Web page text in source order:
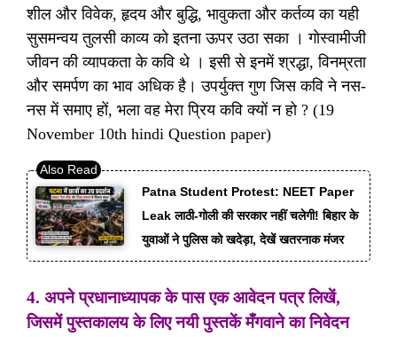
शील और विवेक, हृदय और बुद्धि, भावुकता और कर्तव्य का यही
सुसमन्वय तुलसी काव्य को इतना ऊपर उठा सका । गोस्वामीजी
जीवन की व्यापकता के कवि थे । इसी से इनमें श्रद्धा, विनम्रता
और समर्पण का भाव अधिक है। उपर्युक्त गुण जिस कवि ने नस-
नस में समाए हों, भला वह मेरा प्रिय कवि क्यों न हो ? (19
November 10th hindi Question paper)
Patna Student Protest: NEET Paper
Leak लाठी-गोली की सरकार नहीं चलेगी! बिहार के
युवाओं ने पुलिस को खदेड़ा, देखें खतरनाक मंजर
4. अपने प्रधानाध्यापक के पास एक आवेदन पत्र लिखें,
जिसमें पुस्तकालय के लिए नयी पुस्तकें मँगवाने का निवेदन